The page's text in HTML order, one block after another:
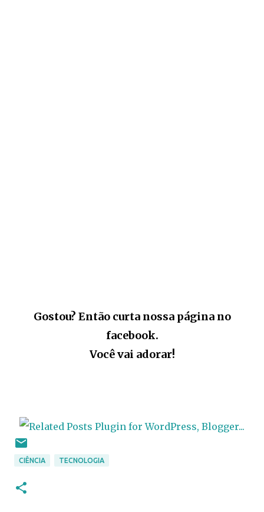
Gostou? Então curta nossa página no
facebook.
Você vai adorar!
CIÊNCIA TECNOLOGIA